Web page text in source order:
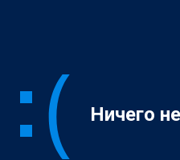
Ничего